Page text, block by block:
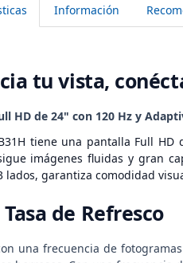
Información
tu vista,
HD de 24" con 120 Hz y
tiene una pantalla Full
imágenes fluidas y gran
lados, garantiza comodidad
Tasa de Refresco
una frecuencia de